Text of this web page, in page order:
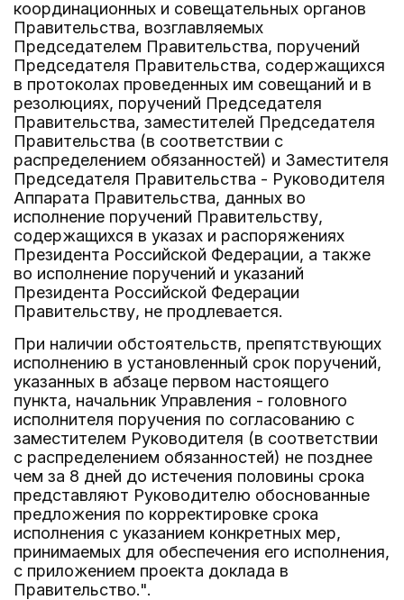
координационных и совещательных органов
Правительства, возглавляемых
Председателем Правительства, поручений
Председателя Правительства, содержащихся
в протоколах проведенных им совещаний и в
резолюциях, поручений Председателя
Правительства, заместителей Председателя
Правительства (в соответствии с
распределением обязанностей) и Заместителя
Председателя Правительства - Руководителя
Аппарата Правительства, данных во
исполнение поручений Правительству,
содержащихся в указах и распоряжениях
Президента Российской Федерации, а также
во исполнение поручений и указаний
Президента Российской Федерации
Правительству, не продлевается.
При наличии обстоятельств, препятствующих
исполнению в установленный срок поручений,
указанных в абзаце первом настоящего
пункта, начальник Управления - головного
исполнителя поручения по согласованию с
заместителем Руководителя (в соответствии
с распределением обязанностей) не позднее
чем за 8 дней до истечения половины срока
представляют Руководителю обоснованные
предложения по корректировке срока
исполнения с указанием конкретных мер,
принимаемых для обеспечения его исполнения,
с приложением проекта доклада в
Правительство.".